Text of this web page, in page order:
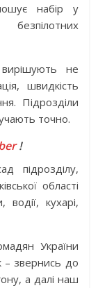
набір у
безпілотних
вирішують не
швидкість
Підрозділи
точно.
!
підрозділу,
області
кухарі,
України
– звернись до
а далі наш